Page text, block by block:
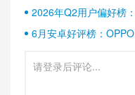
2026年Q2用户偏好榜
6月安卓好评榜：